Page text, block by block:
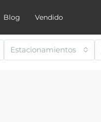
Blog Vendido
Estacionamientos